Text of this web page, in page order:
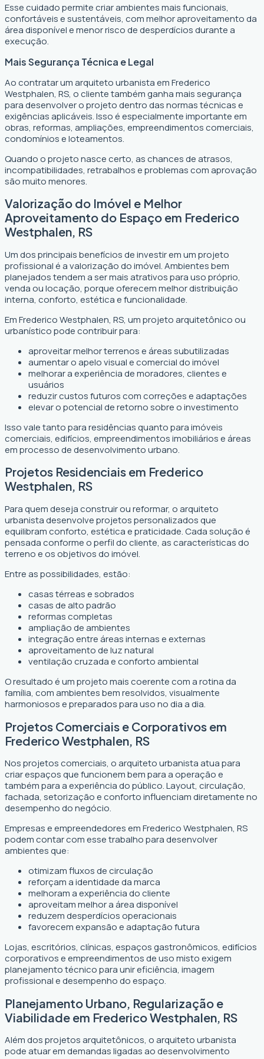
Esse cuidado permite criar ambientes mais funcionais,
confortáveis e sustentáveis, com melhor aproveitamento da
área disponível e menor risco de desperdícios durante a
execução.
Mais Segurança Técnica e Legal
Ao contratar um arquiteto urbanista em Frederico
Westphalen, RS, o cliente também ganha mais segurança
para desenvolver o projeto dentro das normas técnicas e
exigências aplicáveis. Isso é especialmente importante em
obras, reformas, ampliações, empreendimentos comerciais,
condomínios e loteamentos.
Quando o projeto nasce certo, as chances de atrasos,
incompatibilidades, retrabalhos e problemas com aprovação
são muito menores.
Valorização do Imóvel e Melhor
Aproveitamento do Espaço em Frederico
Westphalen, RS
Um dos principais benefícios de investir em um projeto
profissional é a valorização do imóvel. Ambientes bem
planejados tendem a ser mais atrativos para uso próprio,
venda ou locação, porque oferecem melhor distribuição
interna, conforto, estética e funcionalidade.
Em Frederico Westphalen, RS, um projeto arquitetônico ou
urbanístico pode contribuir para:
aproveitar melhor terrenos e áreas subutilizadas
aumentar o apelo visual e comercial do imóvel
melhorar a experiência de moradores, clientes e
usuários
reduzir custos futuros com correções e adaptações
elevar o potencial de retorno sobre o investimento
Isso vale tanto para residências quanto para imóveis
comerciais, edifícios, empreendimentos imobiliários e áreas
em processo de desenvolvimento urbano.
Projetos Residenciais em Frederico
Westphalen, RS
Para quem deseja construir ou reformar, o arquiteto
urbanista desenvolve projetos personalizados que
equilibram conforto, estética e praticidade. Cada solução é
pensada conforme o perfil do cliente, as características do
terreno e os objetivos do imóvel.
Entre as possibilidades, estão:
casas térreas e sobrados
casas de alto padrão
reformas completas
ampliação de ambientes
integração entre áreas internas e externas
aproveitamento de luz natural
ventilação cruzada e conforto ambiental
O resultado é um projeto mais coerente com a rotina da
família, com ambientes bem resolvidos, visualmente
harmoniosos e preparados para uso no dia a dia.
Projetos Comerciais e Corporativos em
Frederico Westphalen, RS
Nos projetos comerciais, o arquiteto urbanista atua para
criar espaços que funcionem bem para a operação e
também para a experiência do público. Layout, circulação,
fachada, setorização e conforto influenciam diretamente no
desempenho do negócio.
Empresas e empreendedores em Frederico Westphalen, RS
podem contar com esse trabalho para desenvolver
ambientes que:
otimizam fluxos de circulação
reforçam a identidade da marca
melhoram a experiência do cliente
aproveitam melhor a área disponível
reduzem desperdícios operacionais
favorecem expansão e adaptação futura
Lojas, escritórios, clínicas, espaços gastronômicos, edifícios
corporativos e empreendimentos de uso misto exigem
planejamento técnico para unir eficiência, imagem
profissional e desempenho do espaço.
Planejamento Urbano, Regularização e
Viabilidade em Frederico Westphalen, RS
Além dos projetos arquitetônicos, o arquiteto urbanista
pode atuar em demandas ligadas ao desenvolvimento